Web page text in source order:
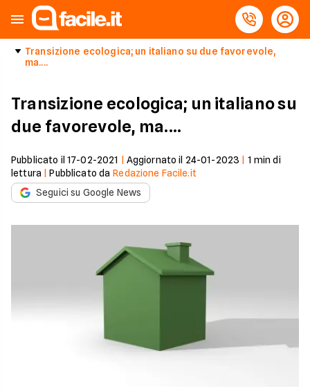
Transizione ecologica; un italiano su due favorevole,
ma....
Transizione ecologica; un italiano su
due favorevole, ma....
Pubblicato il 17-02-2021 Aggiornato il 24-01-2023 1 min di
lettura |Pubblicato da Redazione Facile.it
Seguici su Google News